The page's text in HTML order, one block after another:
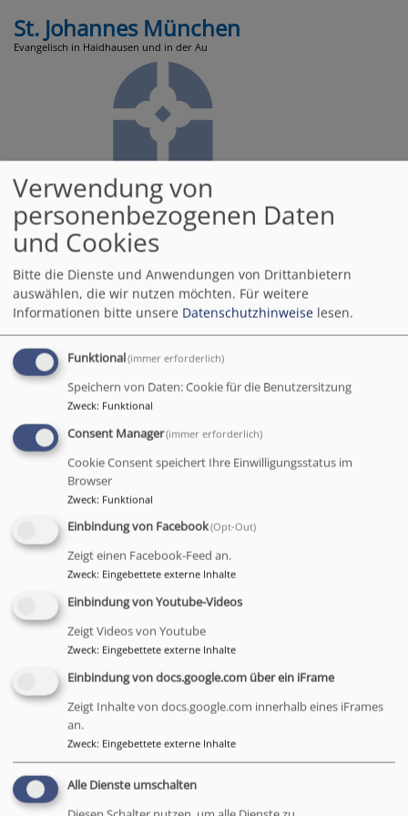
zum
Inhalt
St. Johannes München
Evangelisch in Haidhausen und in der Au
Hauptnavigation
Startseite Kleidertauschparty am 18.10.
Kleidertauschparty am
18.10.
Social Media:
Unser Newsletter!
Verwendung von
personenbezogenen Daten
und Cookies
Bitte die Dienste und Anwendungen von Drittanbietern
auswählen, die wir nutzen möchten. Für weitere
Informationen bitte unsere Datenschutzhinweise lesen.
Funktional(immer erforderlich)
Speichern von Daten: Cookie für die Benutzersitzung
Zweck: Funktional
Consent Manager(immer erforderlich)
Cookie Consent speichert Ihre Einwilligungsstatus im
Browser
Zweck: Funktional
Einbindung von Facebook(Opt-Out)
Zeigt einen Facebook-Feed an.
Zweck: Eingebettete externe Inhalte
Einbindung von Youtube-Videos
Zeigt Videos von Youtube
Zweck: Eingebettete externe Inhalte
Einbindung von docs.google.com über ein iFrame
Zeigt Inhalte von docs.google.com innerhalb eines iFrames
an.
Zweck: Eingebettete externe Inhalte
Alle Dienste umschalten